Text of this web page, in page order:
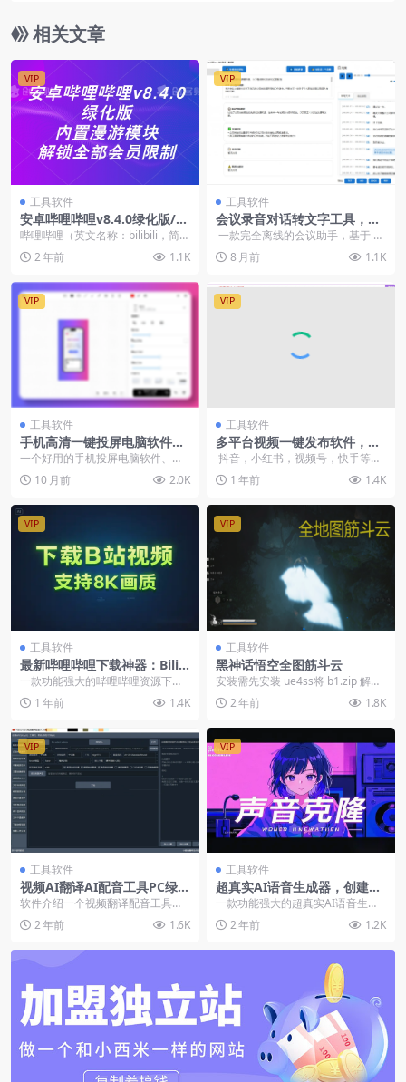
相关文章
VIP
工具软件
安卓哔哩哔哩v8.4.0绿化版/内
置漫游模块/解锁全部会员限制
哔哩哔哩（英文名称：bilibili，简称
B站），国内知名的动漫视频弹幕社
区，最...
2 年前 1.1K
VIP
工具软件
会议录音对话转文字工具，可
识别不同人声一键导出为文
档，本地离线运行
一款完全离线的会议助手，基于 Fu
nASR Paraformer 模...
8 月前 1.1K
VIP
工具软件
手机高清一键投屏电脑软件，
支持多设备群控，流畅丝滑
一个好用的手机投屏电脑软件、电
脑控制手机软件；软件支持 Windo
ws 、mac...
10 月前 2.0K
VIP
工具软件
多平台视频一键发布软件，内
置Ai截流功能，支持多平台使
用
抖音，小红书，视频号，快手等多
个自媒体平台的一键发布工具；一
个开源工...
1 年前 1.4K
VIP
工具软件
最新哔哩哔哩下载神器：BiliT
ools全新升级，免费下载，支
一款功能强大的哔哩哔哩资源下载
工具，支持下载和解析视频、番
剧、课程、音乐、漫画等...
1 年前 1.4K
VIP
工具软件
黑神话悟空全图筋斗云
安装需先安装 ue4ss将 b1.zip 解压
至黑神话的安装文件夹中 (stea...
2 年前 1.8K
VIP
工具软件
视频AI翻译AI配音工具PC绿色
版【无教程小白勿入】
软件介绍一个视频翻译配音工具，
可将一种语言的视频翻译为指定语
言的视频，自动生成和...
2 年前 1.6K
VIP
工具软件
超真实AI语音生成器，创建你
的AI声音克隆【在线工具】
一款功能强大的超真实AI语音生成
器，通过先进的文本转语音（TT
S）技术，将文本高...
2 年前 1.2K